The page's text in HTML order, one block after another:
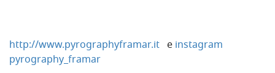
http://www.pyrographyframar.it einstagram
pyrography_framar